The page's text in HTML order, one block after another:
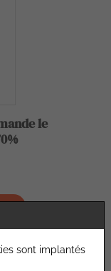
le
sont implantés